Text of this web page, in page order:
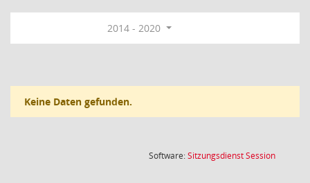
2014 - 2020
Keine Daten gefunden.
Software:SitzungsdienstSession(Wird in